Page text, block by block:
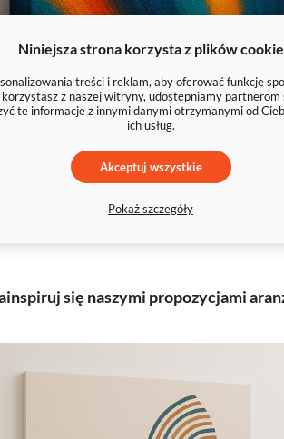
się naszymi propozycjami
Niniejsza strona korzysta z plików cookie
treści i reklam, aby oferować funkcje
z naszej witryny, udostępniamy partnerom
te informacje z innymi danymi otrzymanymi od
ich usług.
Akceptuj wszystkie
Pokaż szczegóły